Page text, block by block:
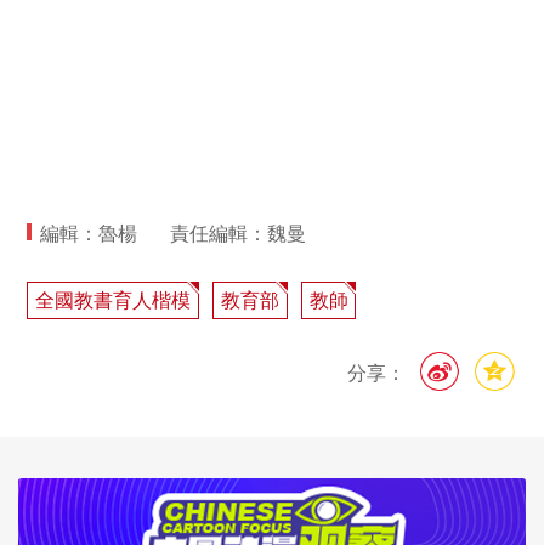
編輯：魯楊 責任編輯：魏曼
全國教書育人楷模 教育部 教師
分享：